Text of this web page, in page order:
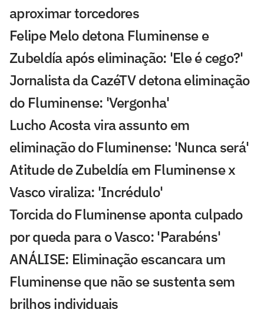
aproximar torcedores
Felipe Melo detona Fluminense e
Zubeldía após eliminação: 'Ele é cego?'
Jornalista da CazéTV detona eliminação
do Fluminense: 'Vergonha'
Lucho Acosta vira assunto em
eliminação do Fluminense: 'Nunca será'
Atitude de Zubeldía em Fluminense x
Vasco viraliza: 'Incrédulo'
Torcida do Fluminense aponta culpado
por queda para o Vasco: 'Parabéns'
ANÁLISE: Eliminação escancara um
Fluminense que não se sustenta sem
brilhos individuais